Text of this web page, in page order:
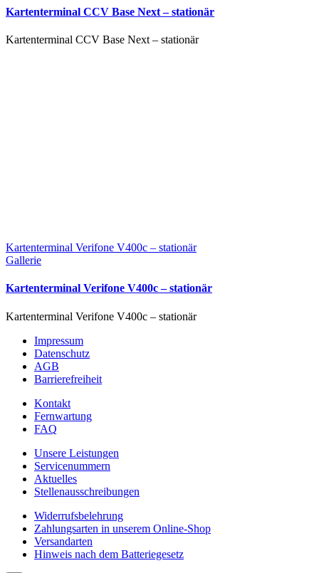
Kartenterminal CCV Base Next – stationär
Kartenterminal CCV Base Next – stationär
Kartenterminal Verifone V400c – stationär
Gallerie
Kartenterminal Verifone V400c – stationär
Kartenterminal Verifone V400c – stationär
Impressum
Datenschutz
AGB
Barrierefreiheit
Kontakt
Fernwartung
FAQ
Unsere Leistungen
Servicenummern
Aktuelles
Stellenausschreibungen
Widerrufsbelehrung
Zahlungsarten in unserem Online-Shop
Versandarten
Hinweis nach dem Batteriegesetz